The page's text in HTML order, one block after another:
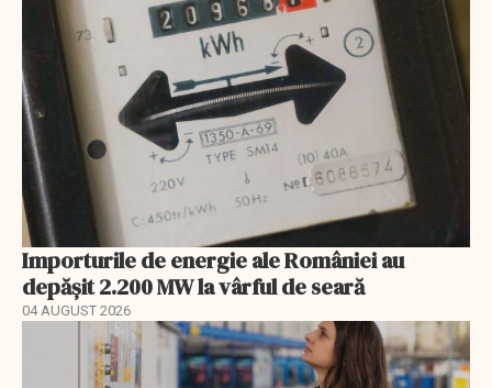
Importurile de energie ale României au
depășit 2.200 MW la vârful de seară
04 AUGUST 2026